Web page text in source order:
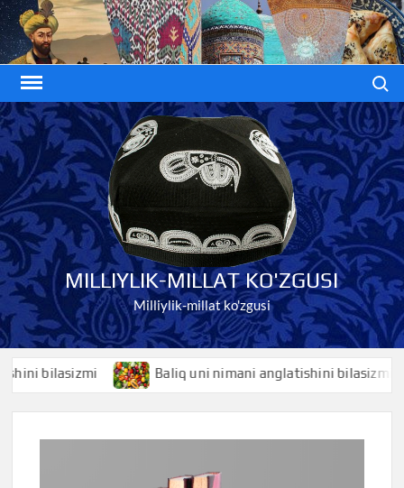
Skip
to
content
MILLIYLIK-MILLAT KO'ZGUSI
Milliylik-millat ko'zgusi
bilasizmi Baliq uni nimani anglatishini bilasizmi